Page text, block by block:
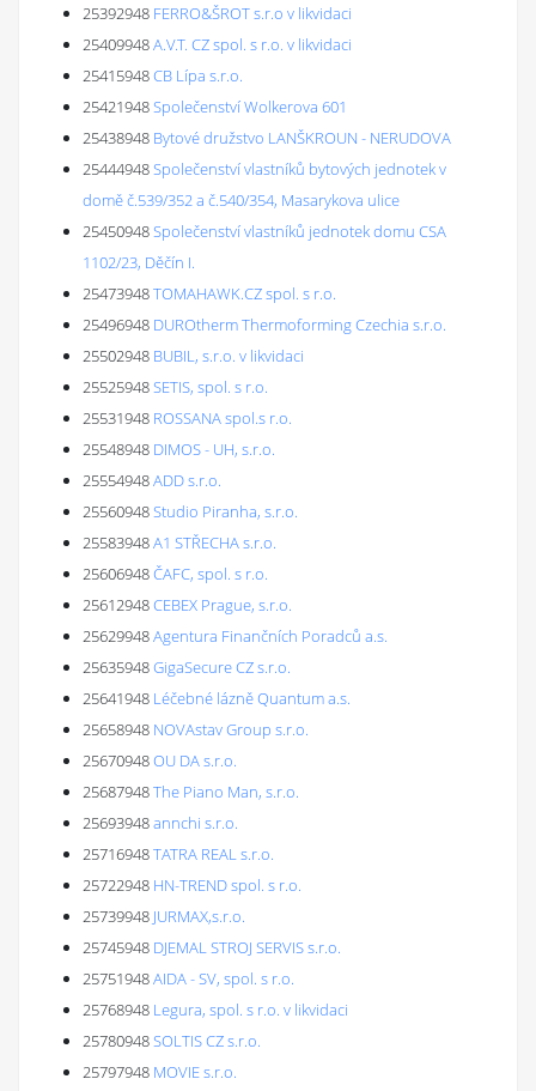
25392948 FERRO&ŠROT s.r.o v likvidaci
25409948A.V.T. CZ spol. s r.o. v likvidaci
25415948CB Lípa s.r.o.
25421948Společenství Wolkerova 601
25438948 Bytové družstvo LANŠKROUN - NERUDOVA
25444948Společenství vlastníků bytových jednotek v
domě č.539/352 a č.540/354, Masarykova ulice
25450948Společenství vlastníků jednotek domu CSA
1102/23, Děčín I.
25473948TOMAHAWK.CZ spol. s r.o.
25496948 DUROtherm Thermoforming Czechia s.r.o.
25502948 BUBIL, s.r.o. v likvidaci
25525948SETIS, spol. s r.o.
25531948 ROSSANA spol.s r.o.
25548948 DIMOS - UH, s.r.o.
25554948ADD s.r.o.
25560948Studio Piranha, s.r.o.
25583948A1 STŘECHA s.r.o.
25606948ČAFC, spol. s r.o.
25612948CEBEX Prague, s.r.o.
25629948Agentura Finančních Poradců a.s.
25635948GigaSecure CZ s.r.o.
25641948 Léčebné lázně Quantum a.s.
25658948 NOVAstav Group s.r.o.
25670948OU DA s.r.o.
25687948The Piano Man, s.r.o.
25693948annchi s.r.o.
25716948TATRA REAL s.r.o.
25722948 HN-TREND spol. s r.o.
25739948 JURMAX,s.r.o.
25745948 DJEMAL STROJ SERVIS s.r.o.
25751948AIDA - SV, spol. s r.o.
25768948 Legura, spol. s r.o. v likvidaci
25780948SOLTIS CZ s.r.o.
25797948 MOVIE s.r.o.